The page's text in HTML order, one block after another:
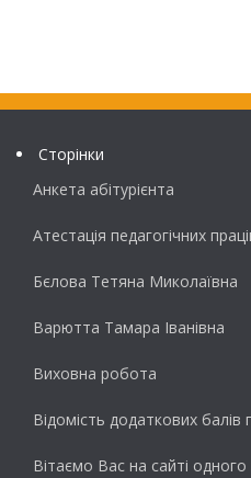
Сторінки
Анкета абітурієнта
Атестація педагогічних
Бєлова Тетяна Миколаївна
Варютта Тамара Іванівна
Виховна робота
Відомість додаткових балів
Вітаємо Вас на сайті